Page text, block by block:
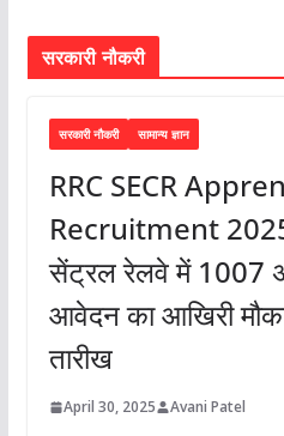
सरकारी नौकरी
सरकारी नौकरी सामान्य ज्ञान
RRC SECR
Recruitment
सेंट्रल रेलवे में 1007
आवेदन का आखिरी
तारीख
April 30, 2025 Avani Patel